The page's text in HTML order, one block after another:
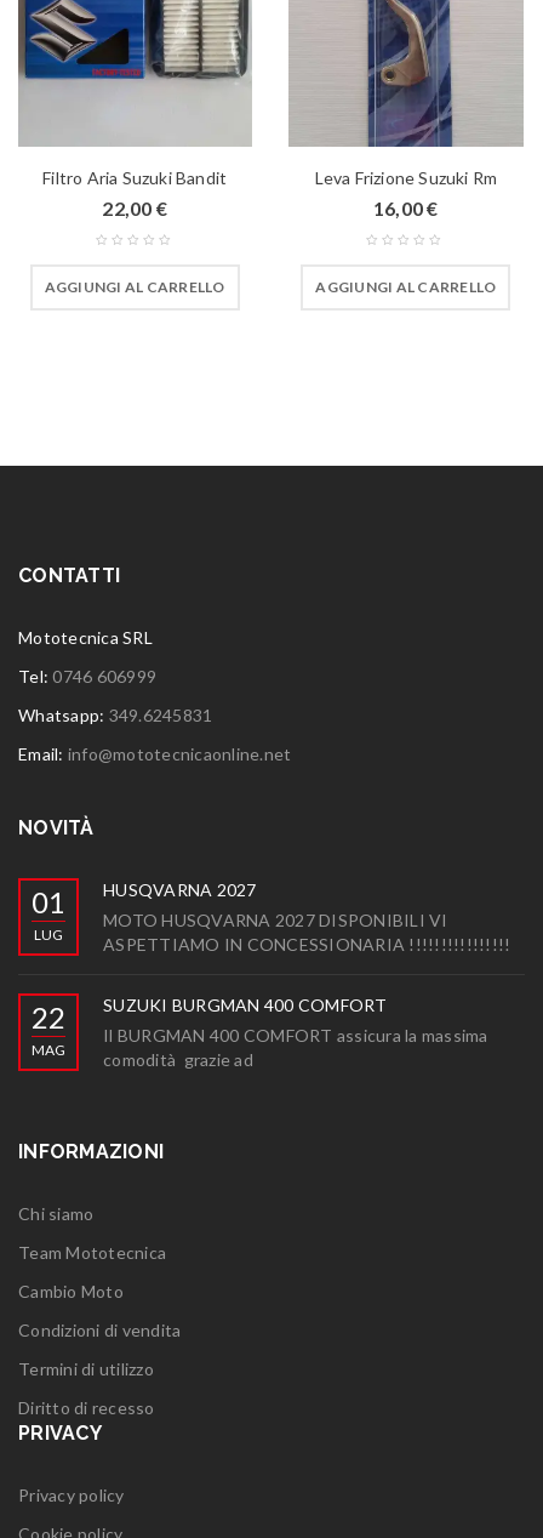
Filtro Aria Suzuki Bandit
22,00 €
AGGIUNGI AL CARRELLO
Leva Frizione Suzuki Rm
16,00€
AGGIUNGI AL CARRELLO
CONTATTI
Mototecnica SRL
Tel:0746 606999
Whatsapp: 349.6245831
Email: info@mototecnicaonline.net
NOVITÀ
01
LUG
HUSQVARNA 2027
MOTO HUSQVARNA 2027 DISPONIBILI VI
ASPETTIAMO IN CONCESSIONARIA !!!!!!!!!!!!!!!!
22
MAG
SUZUKI BURGMAN 400 COMFORT
Il BURGMAN 400 COMFORT assicura la massima
comodità grazie ad
INFORMAZIONI
Chi siamo
Team Mototecnica
Cambio Moto
Condizioni di vendita
Termini di utilizzo
Diritto di recesso
PRIVACY
Privacy policy